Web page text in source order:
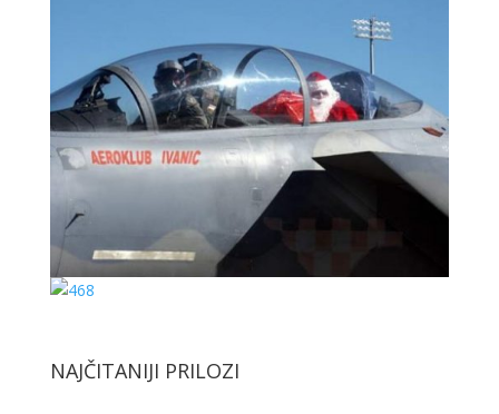
NAJČITANIJI PRILOZI